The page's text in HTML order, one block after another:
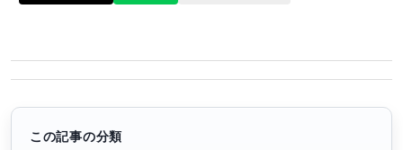
この記事の分類